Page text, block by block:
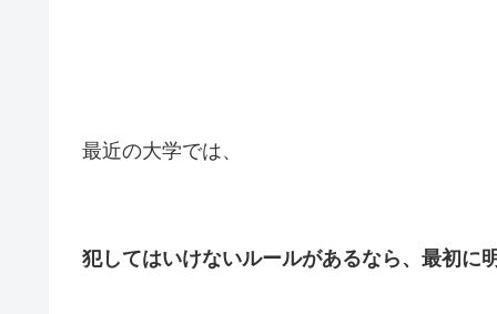
最近の大学では、
犯してはいけないルールがあるなら、最初に